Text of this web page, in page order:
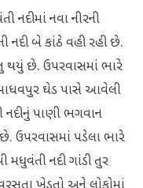
નદીમાં નવા નીરની
બે કાંઠે વહી રહી છે.
થયું છે. ઉપરવાસમાં ભારે
ઘેડ પાસે આવેલી
નદીનું પાણી ભગવાન
છે. ઉપરવાસમાં પડેલા ભારે
મધુવંતી નદી ગાંડી તુર